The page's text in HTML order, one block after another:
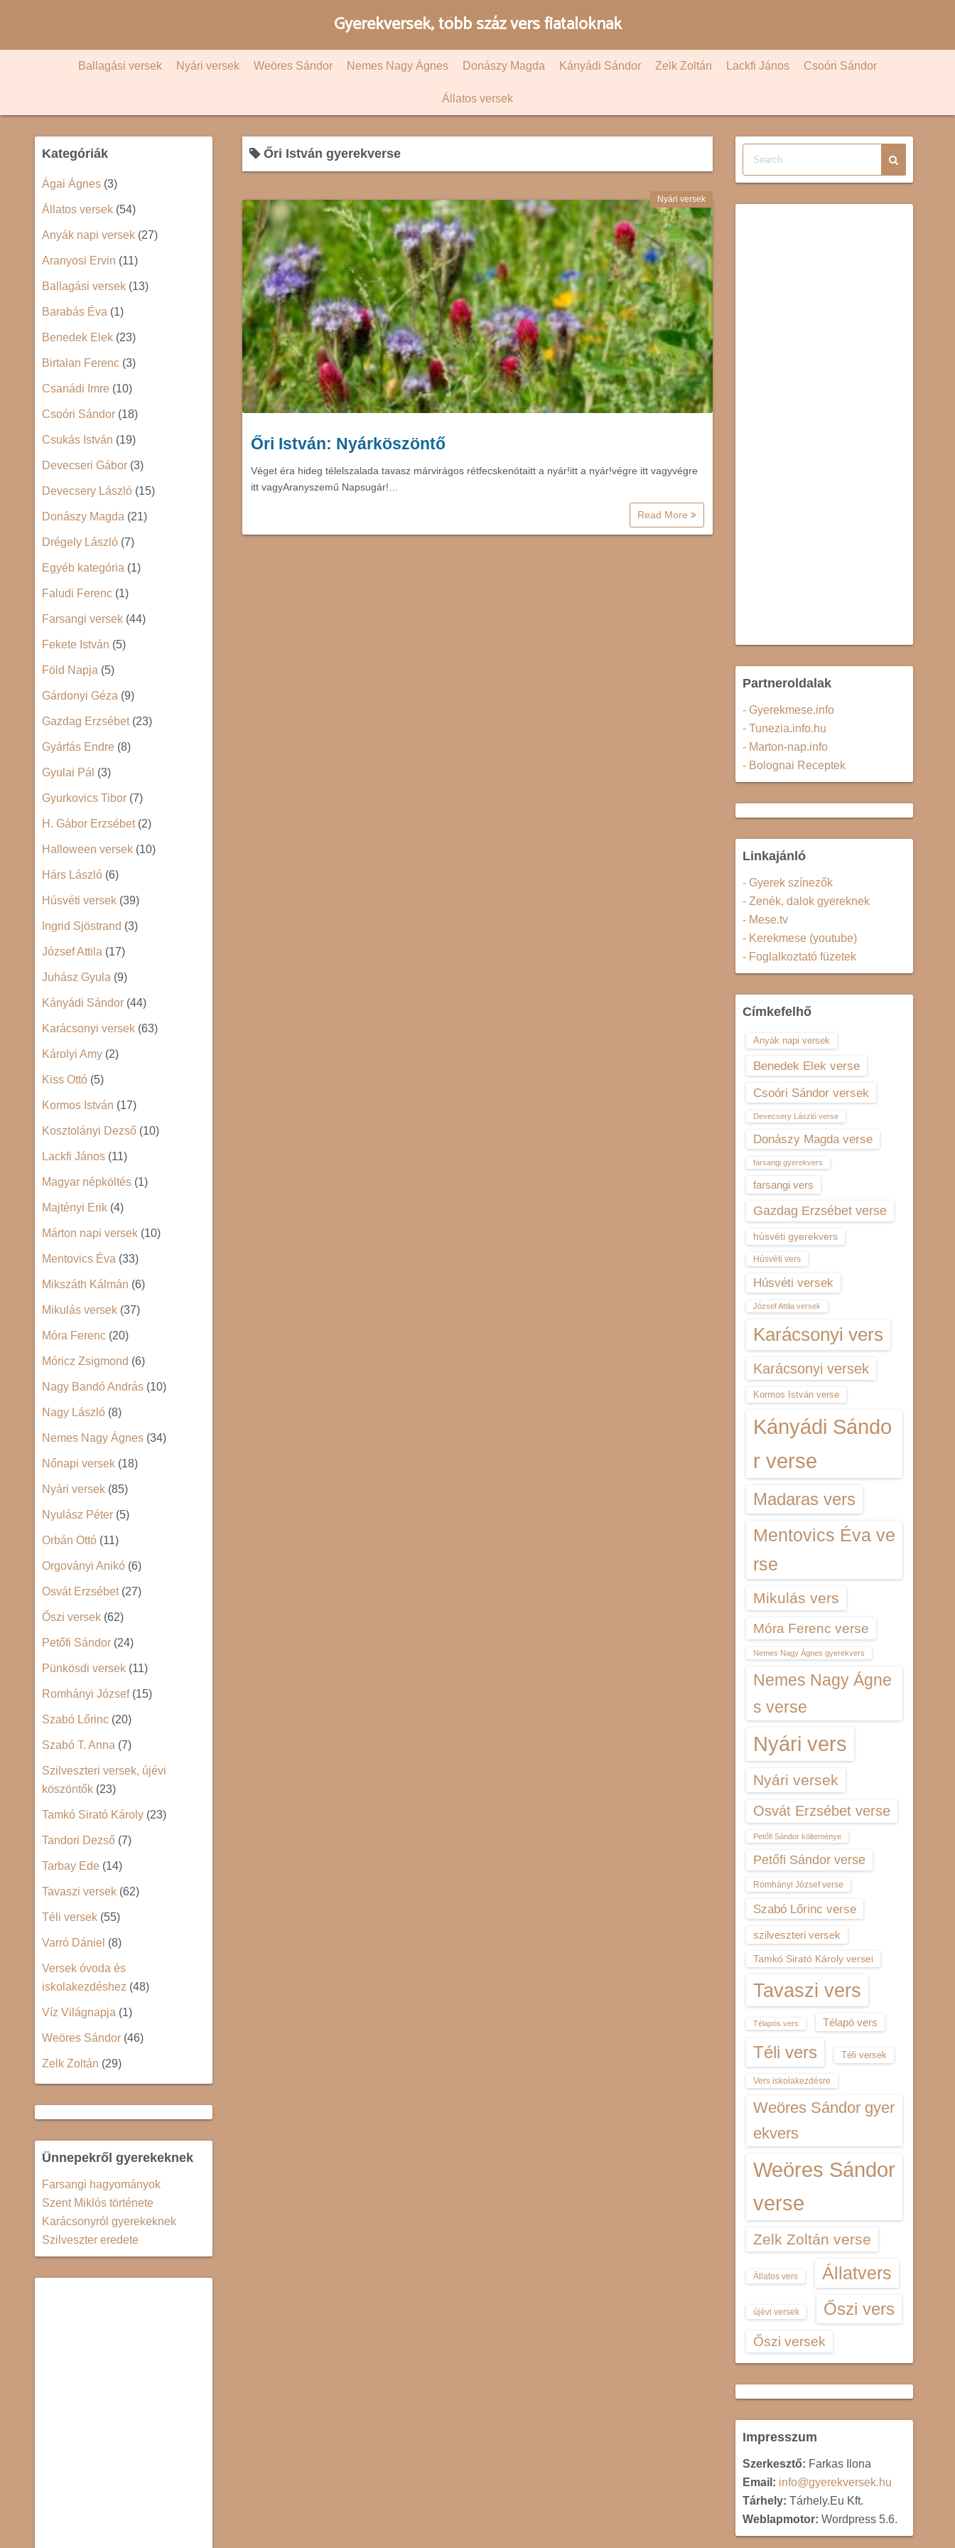
c
Gyerekversek, több száz vers fiataloknak
Ballagási versek Nyári versek Weöres Sándor Nemes Nagy Ágnes Donászy Magda Kányádi Sándor Zelk Zoltán Lackfi János Csoóri Sándor
Állatos versek
Őri István gyerekverse
Nyári versek
Őri István: Nyárköszöntő
Véget éra hideg télelszalada tavasz márvirágos rétfecskenótaitt a nyár!itt a nyár!végre itt vagyvégre
itt vagyAranyszemű Napsugár!…
Read More
Kategóriák
Ágai Ágnes (3)
Állatos versek (54)
Anyák napi versek (27)
Aranyosi Ervin (11)
Ballagási versek (13)
Barabás Éva (1)
Benedek Elek (23)
Birtalan Ferenc (3)
Csanádi Imre (10)
Csoóri Sándor (18)
Csukás István (19)
Devecseri Gábor (3)
Devecsery László (15)
Donászy Magda (21)
Drégely László (7)
Egyéb kategória (1)
Faludi Ferenc (1)
Farsangi versek (44)
Fekete István (5)
Föld Napja (5)
Gárdonyi Géza (9)
Gazdag Erzsébet(23)
Gyárfás Endre (8)
Gyulai Pál (3)
Gyurkovics Tibor (7)
H. Gábor Erzsébet(2)
Halloween versek (10)
Hárs László (6)
Húsvéti versek (39)
Ingrid Sjöstrand (3)
József Attila (17)
Juhász Gyula (9)
Kányádi Sándor (44)
Karácsonyi versek (63)
Károlyi Amy (2)
Kiss Ottó (5)
Kormos István (17)
Kosztolányi Dezső (10)
Lackfi János (11)
Magyar népköltés (1)
Majtényi Erik (4)
Márton napi versek (10)
Mentovics Éva (33)
Mikszáth Kálmán (6)
Mikulás versek (37)
Móra Ferenc (20)
Móricz Zsigmond (6)
Nagy Bandó András (10)
Nagy László (8)
Nemes Nagy Ágnes (34)
Nőnapi versek (18)
Nyári versek (85)
Nyulász Péter (5)
Orbán Ottó (11)
Orgoványi Anikó (6)
Osvát Erzsébet(27)
Őszi versek (62)
Petőfi Sándor (24)
Pünkösdi versek (11)
Romhányi József(15)
Szabó Lőrinc (20)
Szabó T. Anna (7)
Szilveszteri versek, újévi
köszöntők (23)
Tamkó Sirató Károly (23)
Tandori Dezső (7)
Tarbay Ede (14)
Tavaszi versek (62)
Téli versek (55)
Varró Dániel (8)
Versek óvoda és
iskolakezdéshez (48)
Víz Világnapja (1)
Weöres Sándor (46)
Zelk Zoltán (29)
Ünnepekről gyerekeknek
Farsangi hagyományok
Szent Miklós története
Karácsonyról gyerekeknek
Szilveszter eredete
Partneroldalak
- Gyerekmese.info
- Tunezia.info.hu
- Marton-nap.info
- Bolognai Receptek
Linkajánló
- Gyerek színezők
- Zenék, dalok gyereknek
- Mese.tv
- Kerekmese (youtube)
- Foglalkoztató füzetek
Címkefelhő
Anyák napi versek
Benedek Elek verse
Csoóri Sándor versek
Devecsery László verse
Donászy Magda verse
farsangi gyerekvers
farsangi vers
Gazdag Erzsébet verse
húsvéti gyerekvers
Húsvéti vers
Húsvéti versek
József Attila versek
Karácsonyi vers
Karácsonyi versek
Kormos István verse
Kányádi Sándo
r verse
Madaras vers
Mentovics Éva ve
rse
Mikulás vers
Móra Ferenc verse
Nemes Nagy Ágnes gyerekvers
Nemes Nagy Ágne
s verse
Nyári vers
Nyári versek
Osvát Erzsébet verse
Petőfi Sándor költeménye
Petőfi Sándor verse
Romhányi József verse
Szabó Lőrinc verse
szilveszteri versek
Tamkó Sirató Károly versei
Tavaszi vers
Télapós vers Télapó vers
Téli vers Téli versek
Vers iskolakezdésre
Weöres Sándor gyer
ekvers
Weöres Sándor
verse
Zelk Zoltán verse
Állatos vers Állatvers
újévi versek Őszi vers
Őszi versek
Impresszum
Szerkesztő: Farkas Ilona
Email: info@gyerekversek.hu
Tárhely: Tárhely.Eu Kft.
Weblapmotor: Wordpress 5.6.